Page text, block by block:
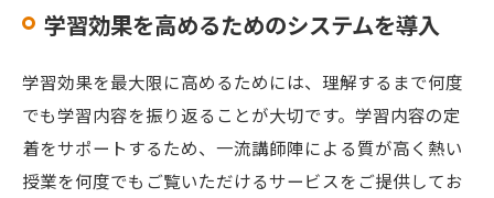
学習効果を高めるためのシステムを導入
学習効果を最大限に高めるためには、理解するまで何度
でも学習内容を振り返ることが大切です。学習内容の定
着をサポートするため、一流講師陣による質が高く熱い
授業を何度でもご覧いただけるサービスをご提供してお